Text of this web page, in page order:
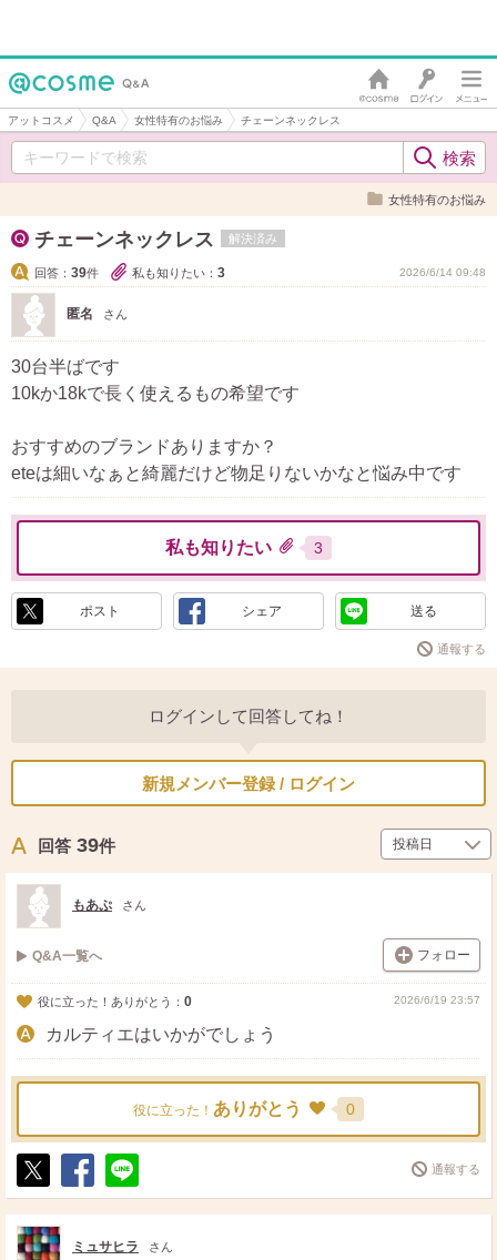
アットコスメ Q&A 女性特有のお悩み チェーンネックレス
女性特有のお悩み
チェーンネックレス 解決済み
回答： 39件 私も知りたい： 3 2026/6/14 09:48
匿名 さん
30台半ばです
10kか18kで長く使えるもの希望です
おすすめのブランドありますか？
eteは細いなぁと綺麗だけど物足りないかなと悩み中です
私も知りたい 3
ポスト シェア 送る
通報する
ログインして回答してね！
新規メンバー登録 / ログイン
回答 39件
もあぷ さん
Q&A一覧へ フォロー
役に立った！ありがとう： 0 2026/6/19 23:57
カルティエはいかがでしょう
役に立った！ ありがとう 0
ポ
ス
ト
シ
ェ
送
る
通報する
ミュサヒラ さん